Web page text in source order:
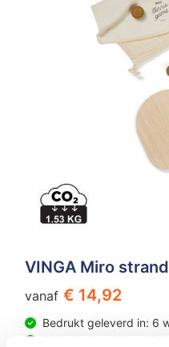
VINGA Miro
vanaf € 14,92
Bedrukt geleverd in: 6
Onbedrukt geleverd in: